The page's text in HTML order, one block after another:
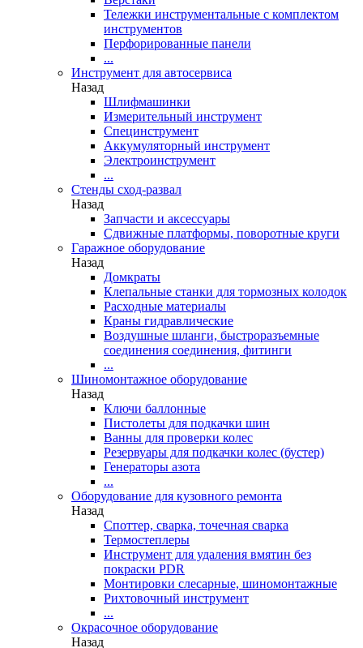
Тележки инструментальные с комплектом
инструментов
Перфорированные панели
...
Инструмент для автосервиса
Назад
Шлифмашинки
Измерительный инструмент
Специнструмент
Аккумуляторный инструмент
Электроинструмент
...
Стенды сход-развал
Назад
Запчасти и аксессуары
Сдвижные платформы, поворотные круги
Гаражное оборудование
Назад
Домкраты
Клепальные станки для тормозных колодок
Расходные материалы
Краны гидравлические
Воздушные шланги, быстроразъемные
соединения соединения, фитинги
...
Шиномонтажное оборудование
Назад
Ключи баллонные
Пистолеты для подкачки шин
Ванны для проверки колес
Резервуары для подкачки колес (бустер)
Генераторы азота
...
Оборудование для кузовного ремонта
Назад
Споттер, сварка, точечная сварка
Термостеплеры
Инструмент для удаления вмятин без
покраски PDR
Монтировки слесарные, шиномонтажные
Рихтовочный инструмент
...
Окрасочное оборудование
Назад